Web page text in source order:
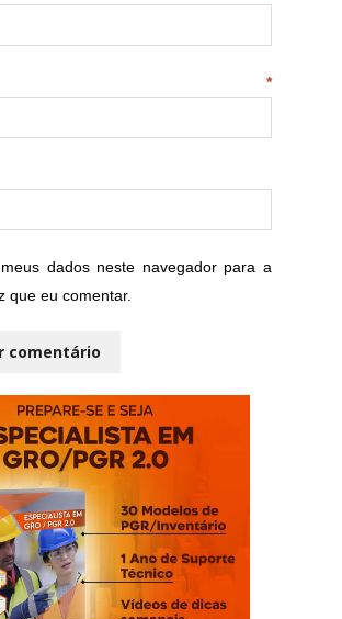
mail *
dados neste navegador para a
que eu comentar.